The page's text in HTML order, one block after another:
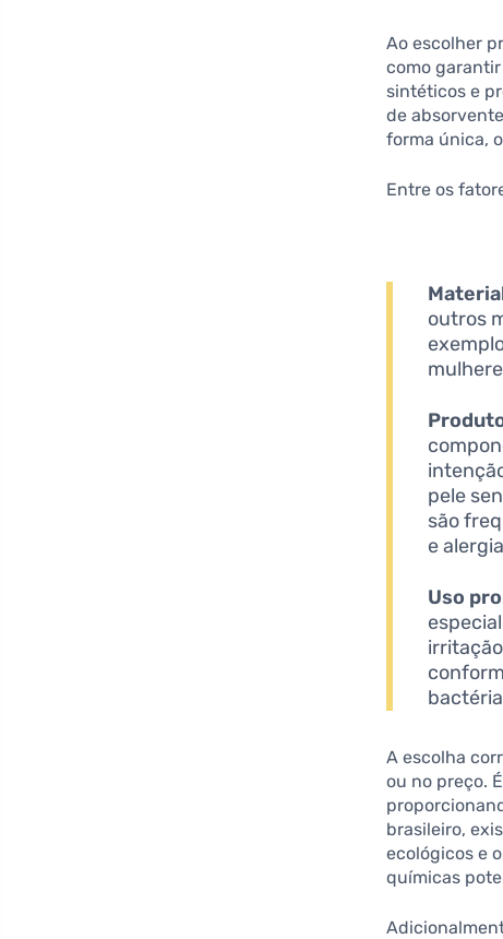
Ao escolher
como
sintéticos e
de
forma única,
Entre os
outros
pele
são
e
Uso
A escolha
ou no preço.
brasileiro,
ecológicos e
químicas